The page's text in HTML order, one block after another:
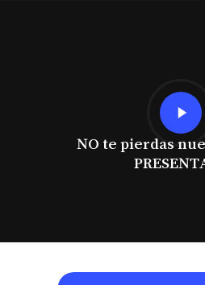
Play
Video
NO te pierdas